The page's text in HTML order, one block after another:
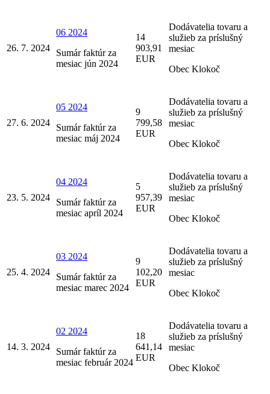
26. 7. 2024
06 2024
Sumár faktúr za
mesiac jún 2024
14
903,91
EUR
Dodávatelia tovaru a
služieb za príslušný
mesiac
Obec Klokoč
27. 6. 2024
05 2024
Sumár faktúr za
mesiac máj 2024
9
799,58
EUR
Dodávatelia tovaru a
služieb za príslušný
mesiac
Obec Klokoč
23. 5. 2024
04 2024
Sumár faktúr za
mesiac apríl 2024
5
957,39
EUR
Dodávatelia tovaru a
služieb za príslušný
mesiac
Obec Klokoč
25. 4. 2024
03 2024
Sumár faktúr za
mesiac marec 2024
9
102,20
EUR
Dodávatelia tovaru a
služieb za príslušný
mesiac
Obec Klokoč
14. 3. 2024
02 2024
Sumár faktúr za
mesiac február 2024
18
641,14
EUR
Dodávatelia tovaru a
služieb za príslušný
mesiac
Obec Klokoč